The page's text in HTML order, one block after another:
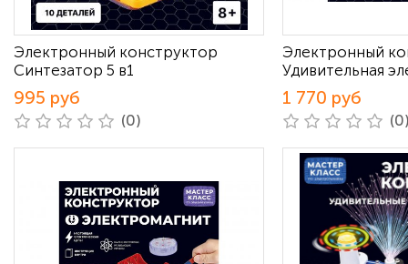
Электронный конструктор
Синтезатор 5 в1
995 руб
(0)
Электронный
Удивительная
1 770 руб